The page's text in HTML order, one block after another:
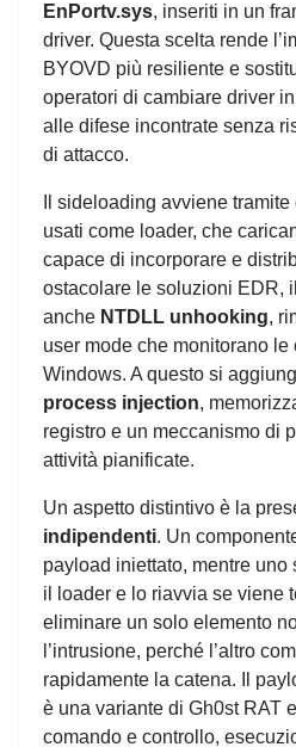
EnPortv.sys, inseriti in un
driver. Questa scelta rende
BYOVD più resiliente e
operatori di cambiare driver
alle difese incontrate senza
di attacco.
Il sideloading avviene
usati come loader, che
capace di incorporare e
ostacolare le soluzioni EDR,
anche NTDLL unhooking,
user mode che monitorano le
Windows. A questo si
process injection,
registro e un meccanismo di
attività pianificate.
Un aspetto distintivo è la
indipendenti. Un
payload iniettato, mentre uno
il loader e lo riavvia se viene
eliminare un solo elemento
l’intrusione, perché l’altro
rapidamente la catena. Il
è una variante di Gh0st RAT
comando e controllo,